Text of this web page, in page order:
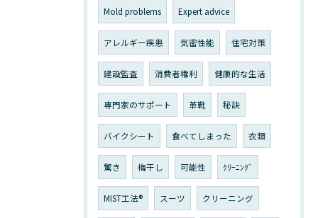
Mold problems Expert advice
アレルギー疾患 気密性能 住宅対策
建設監査 消費者権利 健康的な生活
専門家のサポート 革靴 秘訣
バイクシート 食べてしまった 衣類
驚き 梅干し 可能性 ｸﾘｰﾆﾝｸﾞ
MIST工法® スーツ クリーニング